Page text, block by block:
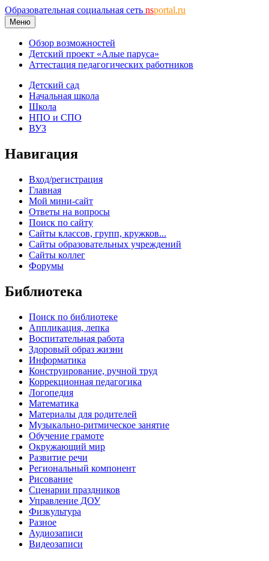
Образовательная социальная сеть nsportal.ru
Меню
Обзор возможностей
Детский проект «Алые паруса»
Аттестация педагогических работников
Детский сад
Начальная школа
Школа
НПО и СПО
ВУЗ
Навигация
Вход/регистрация
Главная
Мой мини-сайт
Ответы на вопросы
Поиск по сайту
Сайты классов, групп, кружков...
Сайты образовательных учреждений
Сайты коллег
Форумы
Библиотека
Поиск по библиотеке
Аппликация, лепка
Воспитательная работа
Здоровый образ жизни
Информатика
Конструирование, ручной труд
Коррекционная педагогика
Логопедия
Математика
Материалы для родителей
Музыкально-ритмическое занятие
Обучение грамоте
Окружающий мир
Развитие речи
Региональный компонент
Рисование
Сценарии праздников
Управление ДОУ
Физкультура
Разное
Аудиозаписи
Видеозаписи